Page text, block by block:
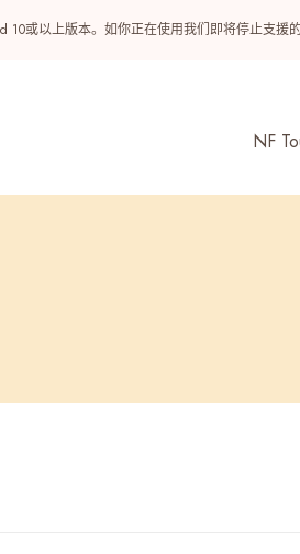
或以上版本。如你正在使用我们即将停止支援
NF